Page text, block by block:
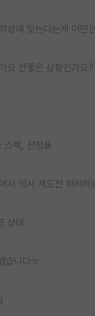
성에 맞는다는게 어떤
요 안좋은 상황인가요?
스펙, 선정률
서 석사 재도전 하려
상태
습니다ㅠ